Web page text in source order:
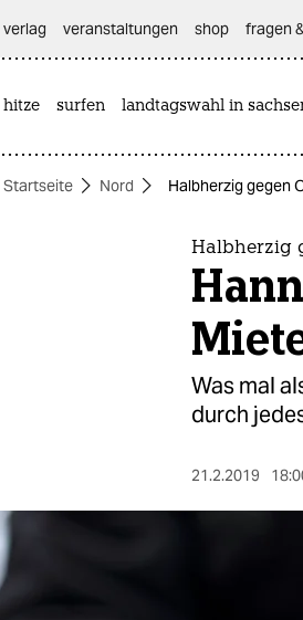
themen
nord
wahrheit
verlag
veranstaltungen shop fragen
hitze surfen landtagswahl in
Startseite Nord Halbherzig gegen
Halbherzig
Was mal
durch
21.2.2019